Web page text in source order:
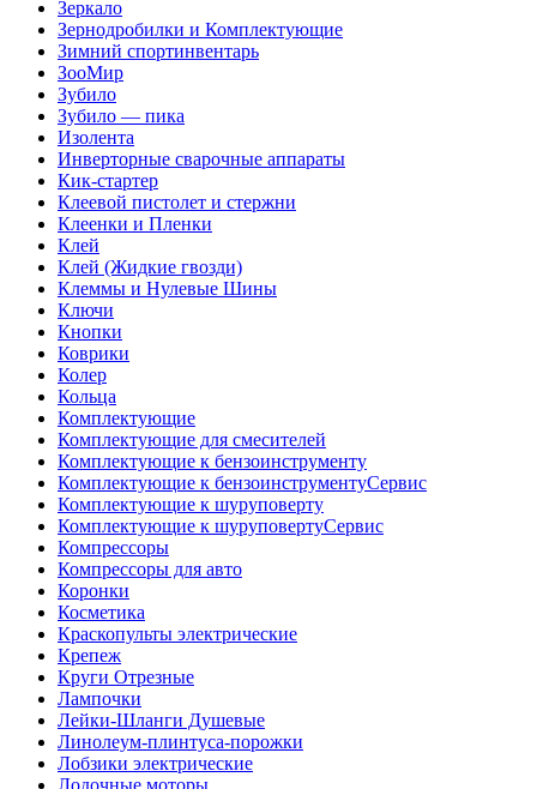
Зеркало
Зернодробилки и Комплектующие
Зимний спортинвентарь
ЗооМир
Зубило
Зубило — пика
Изолента
Инверторные сварочные аппараты
Кик-стартер
Клеевой пистолет и стержни
Клеенки и Пленки
Клей
Клей (Жидкие гвозди)
Клеммы и Нулевые Шины
Ключи
Кнопки
Коврики
Колер
Кольца
Комплектующие
Комплектующие для смесителей
Комплектующие к бензоинструменту
Комплектующие к бензоинструментуСервис
Комплектующие к шуруповерту
Комплектующие к шуруповертуСервис
Компрессоры
Компрессоры для авто
Коронки
Косметика
Краскопульты электрические
Крепеж
Круги Отрезные
Лампочки
Лейки-Шланги Душевые
Линолеум-плинтуса-порожки
Лобзики электрические
Лодочные моторы